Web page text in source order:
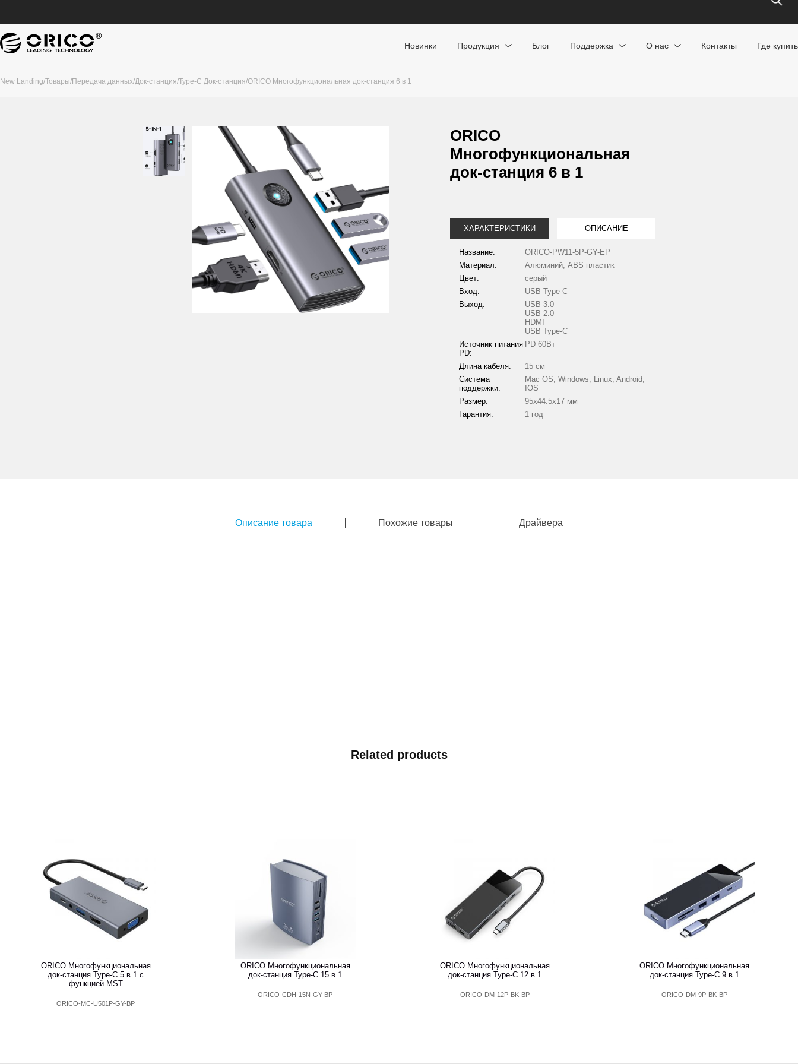
Новинки Продукция Блог Поддержка О нас Контакты Где купить
New Landing/Товары/Передача данных/Док-станция/Type-C Док-станция/ORICO Многофункциональная док-станция 6 в 1
ORICO
Многофункциональная
док-станция 6 в 1
ХАРАКТЕРИСТИКИ ОПИСАНИЕ
Название:
ORICO-PW11-5P-GY-EP
Материал:
Алюминий, ABS пластик
Цвет:
серый
Вход:
USB Type-C
Выход:
USB 3.0
USB 2.0
HDMI
USB Type-C
Источник питания
PD:
PD 60Вт
Длина кабеля:
15 см
Система
поддержки:
Mac OS, Windows, Linux, Android,
IOS
Размер:
95x44.5x17 мм
Гарантия:
1 год
Описание товара Похожие товары Драйвера
Related products
ORICO Многофункциональная
док-станция Type-C 5 в 1 с
функцией MST
ORICO-MC-U501P-GY-BP
ORICO Многофункциональная
док-станция Type-C 15 в 1
ORICO-CDH-15N-GY-BP
ORICO Многофункциональная
док-станция Type-C 12 в 1
ORICO-DM-12P-BK-BP
ORICO Многофункциональная
док-станция Type-C 9 в 1
ORICO-DM-9P-BK-BP